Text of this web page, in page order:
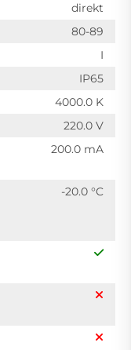
direkt
80-89
I
IP65
4000.0 K
220.0 V
200.0 mA
-20.0 °C